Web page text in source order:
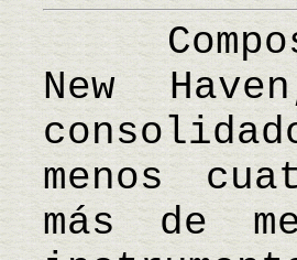
New
menos
más de